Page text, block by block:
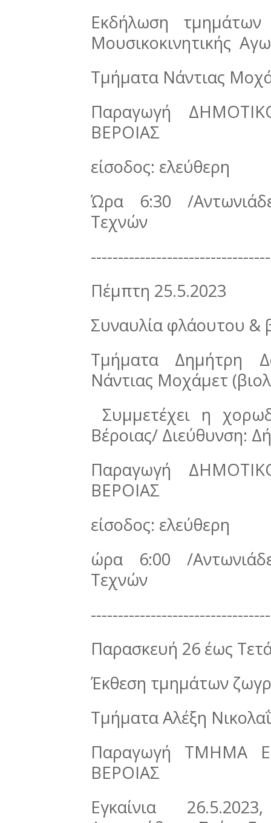
Εκδήλωση
Μουσικοκινητικής
Τμήματα Νάντιας
Παραγωγή
ΒΕΡΟΙΑΣ
είσοδος: ελεύθερη
Ώρα 6:30 /
Τεχνών
Πέμπτη 25.5.2023
Συναυλία φλάουτου &
Τμήματα Δημήτρη
Νάντιας Μοχάμετ
Συμμετέχει η
Βέροιας/ Διεύθυνση:
Παραγωγή
ΒΕΡΟΙΑΣ
είσοδος: ελεύθερη
ώρα 6:00 /
Τεχνών
Παρασκευή 26 έως
Έκθεση τμημάτων
Τμήματα Αλέξη
Παραγωγή ΤΜΗΜΑ
ΒΕΡΟΙΑΣ
Εγκαίνια